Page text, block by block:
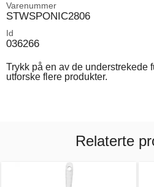
Varenummer
STWSPONIC2806
Id
036266
Trykk på en av de understrekede
utforske flere produkter.
Relaterte